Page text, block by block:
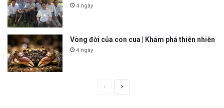
4 ngày
Vòng đời của con cua | Khám phá thiên nhiên
4 ngày